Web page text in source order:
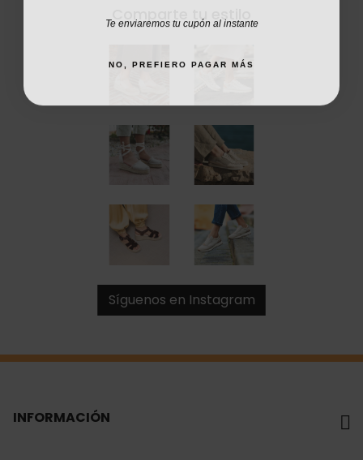
Comparte tu estilo
Síguenos en Instagram
INFORMACIÓN
Te enviaremos tu cupón al instante
NO, PREFIERO PAGAR MÁS